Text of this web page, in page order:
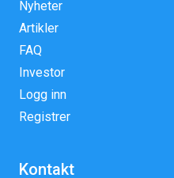
Nyheter
Artikler
FAQ
Investor
Logg inn
Registrer
Kontakt